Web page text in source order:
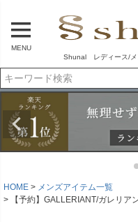
MENU
Shunal レディース/メ
HOME
メンズアイテム一覧
【予約】GALLERIANT/ガレリ